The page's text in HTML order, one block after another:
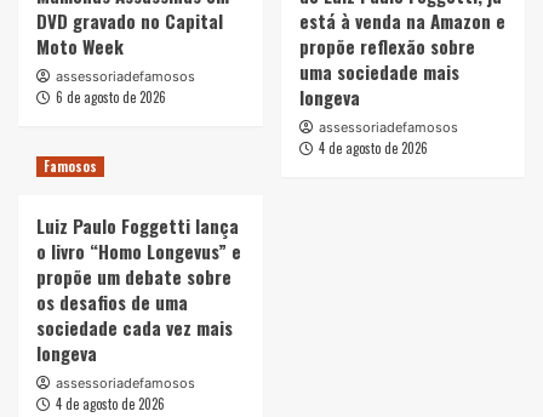
DVD gravado no Capital
Moto Week
assessoriadefamosos
6 de agosto de 2026
está à venda na Amazon e
propõe reflexão sobre
uma sociedade mais
longeva
assessoriadefamosos
4 de agosto de 2026
Famosos
Luiz Paulo Foggetti lança
o livro “Homo Longevus” e
propõe um debate sobre
os desafios de uma
sociedade cada vez mais
longeva
assessoriadefamosos
4 de agosto de 2026